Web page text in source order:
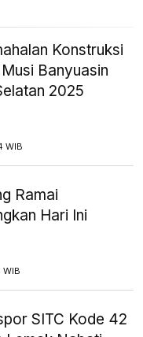
Konstruksi
Banyuasin
2025
WIB
Ramai
Hari Ini
WIB
SITC Kode 42